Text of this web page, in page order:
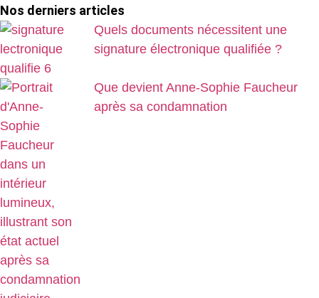
Nos derniers articles
Quels documents nécessitent une
signature électronique qualifiée ?
Que devient Anne-Sophie Faucheur
après sa condamnation